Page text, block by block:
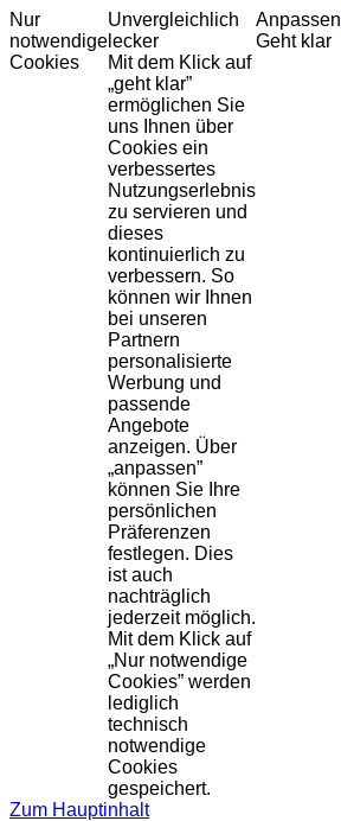
Nur
notwendige
Cookies
Unvergleichlich
lecker
Mit dem Klick auf
„geht klar”
ermöglichen Sie
uns Ihnen über
Cookies ein
verbessertes
Nutzungserlebnis
zu servieren und
dieses
kontinuierlich zu
verbessern. So
können wir Ihnen
bei unseren
Partnern
personalisierte
Werbung und
passende
Angebote
anzeigen. Über
„anpassen”
können Sie Ihre
persönlichen
Präferenzen
festlegen. Dies
ist auch
nachträglich
jederzeit möglich.
Mit dem Klick auf
„Nur notwendige
Cookies” werden
lediglich
technisch
notwendige
Cookies
gespeichert.
Anpassen
Geht klar
Zum Hauptinhalt